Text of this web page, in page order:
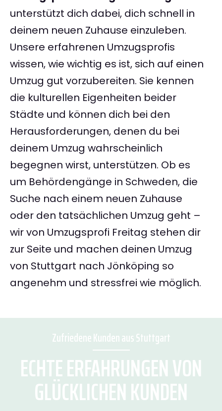
unterstützt dich dabei, dich schnell in
deinem neuen Zuhause einzuleben.
Unsere erfahrenen Umzugsprofis
wissen, wie wichtig es ist, sich auf einen
Umzug gut vorzubereiten. Sie kennen
die kulturellen Eigenheiten beider
Städte und können dich bei den
Herausforderungen, denen du bei
deinem Umzug wahrscheinlich
begegnen wirst, unterstützen. Ob es
um Behördengänge in Schweden, die
Suche nach einem neuen Zuhause
oder den tatsächlichen Umzug geht –
wir von Umzugsprofi Freitag stehen dir
zur Seite und machen deinen Umzug
von Stuttgart nach Jönköping so
angenehm und stressfrei wie möglich.
Zufriedene Kunden aus Stuttgart
ECHTE ERFAHRUNGEN VON
GLÜCKLICHEN KUNDEN